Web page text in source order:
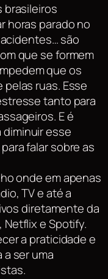
brasileiros
horas parado no
são
que se formem
que os
ruas. Esse
tanto para
E é
diminuir esse
falar sobre as
onde em apenas
TV e até a
diretamente da
Netflix e Spotify.
a praticidade e
ser uma